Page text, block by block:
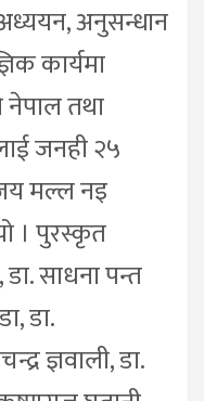
अनुसन्धान
कार्यमा
तथा
जनही २५
मल्ल नइ
। पुरस्कृत
साधना पन्त
डा.
ज्ञवाली, डा.